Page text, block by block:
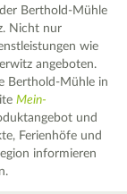
Berthold-Mühle
Nicht nur
wie
angeboten.
Berthold-Mühle in
Mein-
und
Ferienhöfe und
informieren